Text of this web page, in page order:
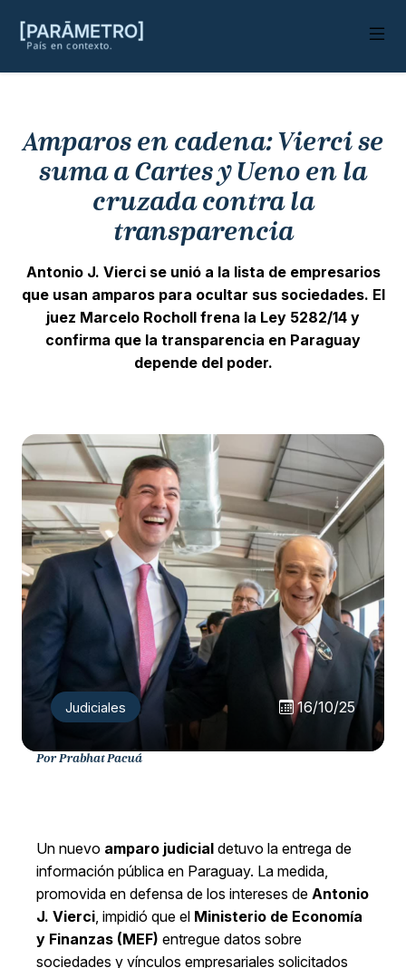
Amparos en cadena: Vierci se
suma a Cartes y Ueno en la
cruzada contra la
transparencia
Antonio J. Vierci se unió a la lista de empresarios
que usan amparos para ocultar sus sociedades. El
juez Marcelo Rocholl frena la Ley 5282/14 y
confirma que la transparencia en Paraguay
depende del poder.
Judiciales 16/10/25
Por Prabhat Pacuá
Un nuevo amparo judicial detuvo la entrega de
información pública en Paraguay. La medida,
promovida en defensa de los intereses de Antonio
J. Vierci, impidió que el Ministerio de Economía
y Finanzas (MEF) entregue datos sobre
sociedades y vínculos empresariales solicitados